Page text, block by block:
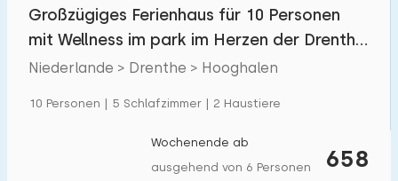
Ferienbauernhof
Villa
Großzügiges Ferienhaus für 10 Personen
mit Wellness im park im Herzen der Drenthe
Natur
Niederlande > Drenthe > Hooghalen
10 Personen | 5 Schlafzimmer | 2 Haustiere
658
Wochenende ab
ausgehend von 6 Personen